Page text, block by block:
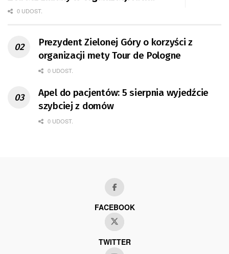
0 UDOST.
Prezydent Zielonej Góry o korzyści z
organizacji mety Tour de Pologne
0 UDOST.
Apel do pacjentów: 5 sierpnia wyjedźcie
szybciej z domów
0 UDOST.
FACEBOOK
TWITTER